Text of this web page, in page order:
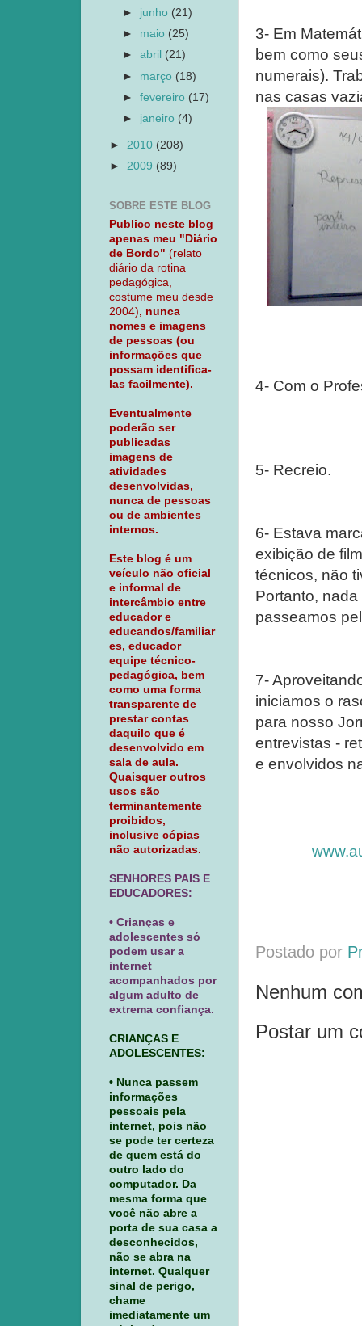
3- Em
bem como
numerais).
nas casas
4- Com o
5- Recreio.
6- Estava
exibição de
técnicos, não
Portanto,
passeamos
7-
iniciamos o
para nosso
entrevistas -
e envolvidos
Postado por
Nenhum
Postar um
► junho (21)
► maio (25)
►abril (21)
► março (18)
►fevereiro (17)
► janeiro (4)
► 2010 (208)
► 2009 (89)
SOBRE ESTE BLOG
Publico neste blog
apenas meu "Diário
de Bordo" (relato
diário da rotina
pedagógica,
costume meu desde
2004), nunca
nomes e imagens
de pessoas (ou
informações que
possam identifica-
las facilmente).
Eventualmente
poderão ser
publicadas
imagens de
atividades
desenvolvidas,
nunca de pessoas
ou de ambientes
internos.
Este blog é um
veículo não oficial
e informal de
intercâmbio entre
educador e
educandos/familiar
es, educador
equipe técnico-
pedagógica, bem
como uma forma
transparente de
prestar contas
daquilo que é
desenvolvido em
sala de aula.
Quaisquer outros
usos são
terminantemente
proibidos,
inclusive cópias
não autorizadas.
SENHORES PAIS E
EDUCADORES:
• Crianças e
adolescentes só
podem usar a
internet
acompanhados por
algum adulto de
extrema confiança.
CRIANÇAS E
ADOLESCENTES:
• Nunca passem
informações
pessoais pela
internet, pois não
se pode ter certeza
de quem está do
outro lado do
computador. Da
mesma forma que
você não abre a
porta de sua casa a
desconhecidos,
não se abra na
internet. Qualquer
sinal de perigo,
chame
imediatamente um